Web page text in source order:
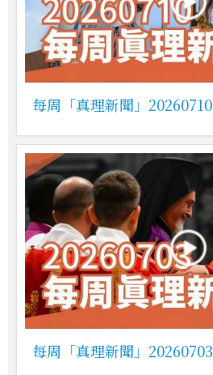
每周「真理新聞」20260710
每周「真理新聞」20260703